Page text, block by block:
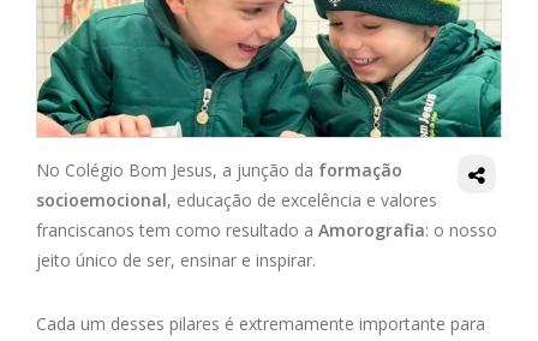
No Colégio Bom Jesus, a junção da formação
socioemocional, educação de excelência e valores
franciscanos tem como resultado a Amorografia: o nosso
jeito único de ser, ensinar e inspirar.
Cada um desses pilares é extremamente importante para